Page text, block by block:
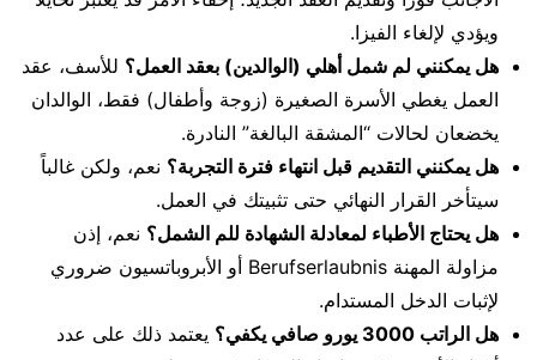
ويؤدي لإلغاء الفيزا.
هل يمكنني لم شمل أهلي (الوالدين) بعقد العمل؟ للأسف، عقد
العمل يغطي الأسرة الصغيرة (زوجة وأطفال) فقط، الوالدان
يخضعان لحالات “المشقة البالغة” النادرة.
هل يمكنني التقديم قبل انتهاء فترة التجربة؟ نعم، ولكن غالباً
سيتأخر القرار النهائي حتى تثبيتك في العمل.
هل يحتاج الأطباء لمعادلة الشهادة للم الشمل؟ نعم، إذن
مزاولة المهنة Berufserlaubnis أو الأبروباتسيون ضروري
لإثبات الدخل المستدام.
هل الراتب 3000 يورو صافي يكفي؟
يعتمد ذلك على عدد